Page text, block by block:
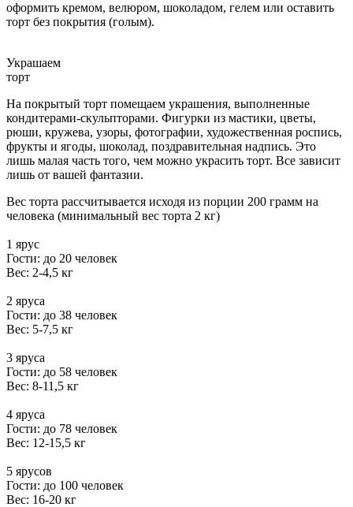
оформить кремом, велюром, шоколадом, гелем или оставить
торт без покрытия (голым).
Украшаем
торт
На покрытый торт помещаем украшения, выполненные
кондитерами-скульпторами. Фигурки из мастики, цветы,
рюши, кружева, узоры, фотографии, художественная роспись,
фрукты и ягоды, шоколад, поздравительная надпись. Это
лишь малая часть того, чем можно украсить торт. Все зависит
лишь от вашей фантазии.
Вес торта рассчитывается исходя из порции 200 грамм на
человека (минимальный вес торта 2 кг)
1 ярус
Гости: до 20 человек
Вес: 2-4,5 кг
2 яруса
Гости: до 38 человек
Вес: 5-7,5 кг
3 яруса
Гости: до 58 человек
Вес: 8-11,5 кг
4 яруса
Гости: до 78 человек
Вес: 12-15,5 кг
5 ярусов
Гости: до 100 человек
Вес: 16-20 кг